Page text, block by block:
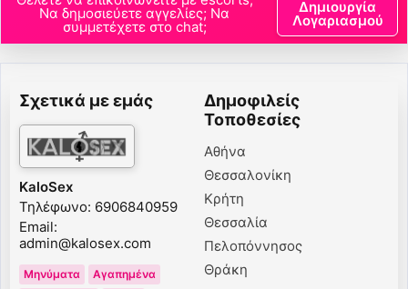
Να δημοσιεύετε αγγελίες; Να
συμμετέχετε στο chat;
Δημιουργία
Λογαριασμού
Σχετικά με εμάς
KaloSex
Τηλέφωνο: 6906840959
Email:
admin@kalosex.com
Μηνύματα
Αγαπημένα
Δημοφιλείς
Τοποθεσίες
Αθήνα
Θεσσαλονίκη
Κρήτη
Θεσσαλία
Πελοπόννησος
Θράκη